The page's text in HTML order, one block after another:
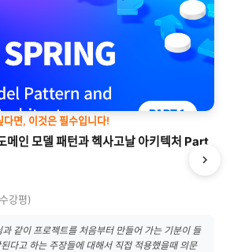
다면, 이것은 필수입니다!
메인 모델 패턴과 헥사고날 아키텍처 Part
강평)
같이 프로젝트를 처음부터 만들어 가는 기분이 들
다고 하는 주장들에 대해서 직접 적용했을때 의문